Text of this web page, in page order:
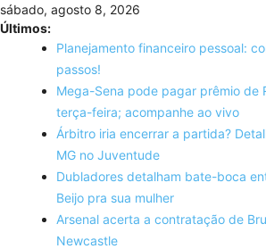
Skip
to
content
sábado, agosto 8, 2026
Últimos:
Planejamento financeiro pessoal:
passos!
Mega-Sena pode pagar prêmio de
terça-feira; acompanhe ao vivo
Árbitro iria encerrar a partida?
MG no Juventude
Dubladores detalham bate-boca
Beijo pra sua mulher
Arsenal acerta a contratação de
Newcastle